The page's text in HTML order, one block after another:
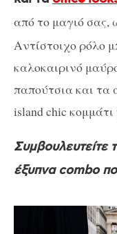
από το μαγιό σας,
Αντίστοιχο ρόλο
καλοκαιρινό
παπούτσια και
island chic
Συμβουλευτείτε
έξυπνα combo